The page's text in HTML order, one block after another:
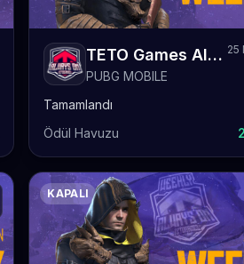
TETO Games Always-ON PUBG Mobile Weekly 78
PUBG MOBILE
25
Tamamlandı
Ödül Havuzu
KAPALI